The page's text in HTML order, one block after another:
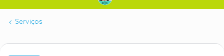
Serviços